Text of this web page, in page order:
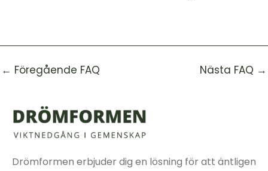
← Föregående FAQ Nästa FAQ →
Drömformen erbjuder dig en lösning för att äntligen